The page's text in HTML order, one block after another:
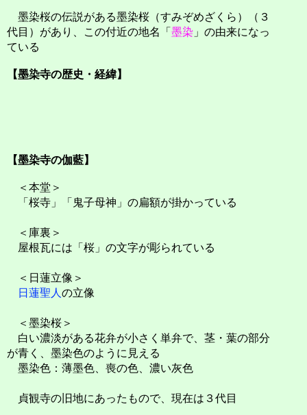
墨染桜の伝説がある墨染桜（すみぞめざくら）（３
代目）があり、この付近の地名「 墨染 」の由来になっ
ている
【墨染寺の歴史・経緯】
【墨染寺の伽藍】
＜本堂＞
「桜寺」「鬼子母神」の扁額が掛かっている
＜庫裏＞
屋根瓦には「桜」の文字が彫られている
＜日蓮立像＞
日蓮聖人 の立像
＜墨染桜＞
白い濃淡がある花弁が小さく単弁で、茎・葉の部分
が青く、墨染色のように見える
墨染色：薄墨色、喪の色、濃い灰色
貞観寺の旧地にあったもので、現在は３代目